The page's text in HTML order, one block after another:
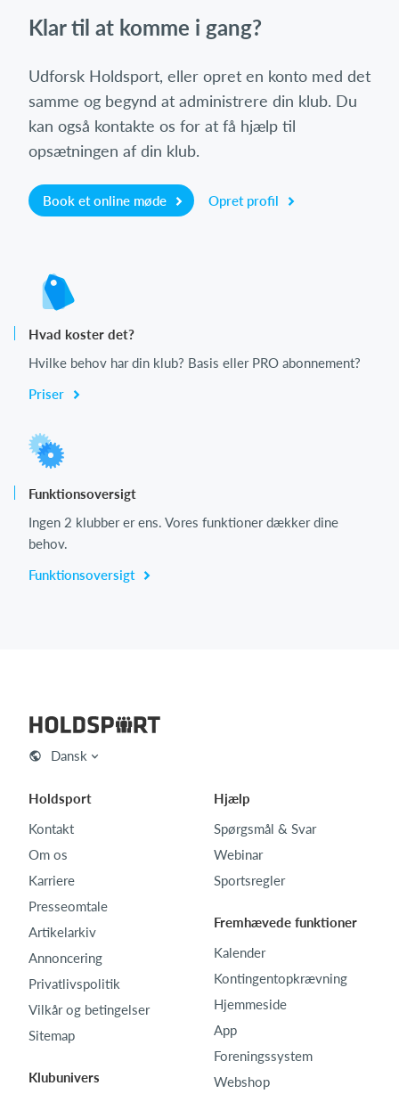
Klar til at komme i gang?
Udforsk Holdsport, eller opret en konto med det
samme og begynd at administrere din klub. Du
kan også kontakte os for at få hjælp til
opsætningen af din klub.
Book et online møde Opret profil
Hvad koster det?
Hvilke behov har din klub? Basis eller PRO abonnement?
Priser
Funktionsoversigt
Ingen 2 klubber er ens. Vores funktioner dækker dine
behov.
Funktionsoversigt
Dansk
Holdsport
Kontakt
Om os
Karriere
Presseomtale
Artikelarkiv
Annoncering
Privatlivspolitik
Vilkår og betingelser
Sitemap
Klubunivers
Hjælp
Spørgsmål & Svar
Webinar
Sportsregler
Fremhævede funktioner
Kalender
Kontingentopkrævning
Hjemmeside
App
Foreningssystem
Webshop